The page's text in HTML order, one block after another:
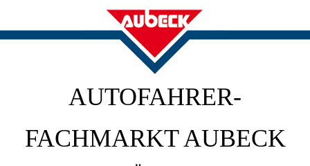
AUTOFAHRER-
FACHMARKT AUBECK